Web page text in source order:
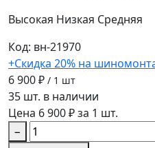
Высокая Низкая Средняя
Код: вн-21970
+Скидка 20% на
6 900 ₽ / 1 шт
35 шт. в наличии
Цена 6 900 ₽ за 1 шт.
−